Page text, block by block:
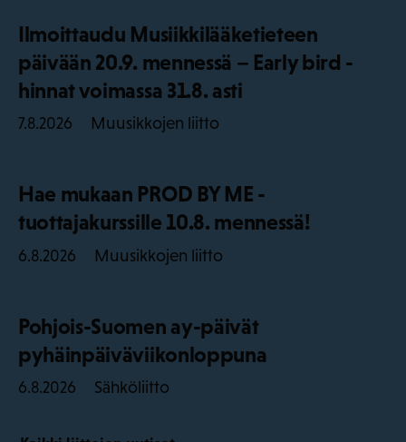
Ilmoittaudu Musiikkilääketieteen
päivään 20.9. mennessä – Early bird -
hinnat voimassa 31.8. asti
7.8.2026 Muusikkojen liitto
Hae mukaan PROD BY ME -
tuottajakurssille 10.8. mennessä!
6.8.2026 Muusikkojen liitto
Pohjois-Suomen ay-päivät
pyhäinpäiväviikonloppuna
6.8.2026 Sähköliitto